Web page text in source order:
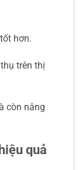
hơn.
trên thị
còn nâng
quả